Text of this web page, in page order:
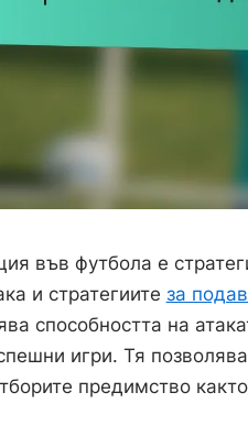
във футбола е
и стратегиите за
способността на
игри. Тя
предимство